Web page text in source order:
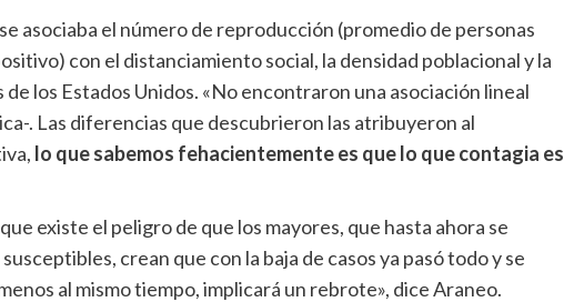
asociaba el número de reproducción (promedio de personas
con el distanciamiento social, la densidad poblacional y la
los Estados Unidos. «No encontraron una asociación lineal
. Las diferencias que descubrieron las atribuyeron al
lo que sabemos fehacientemente es que lo que contagia es
existe el peligro de que los mayores, que hasta ahora se
crean que con la baja de casos ya pasó todo y se
al mismo tiempo, implicará un rebrote», dice Araneo.